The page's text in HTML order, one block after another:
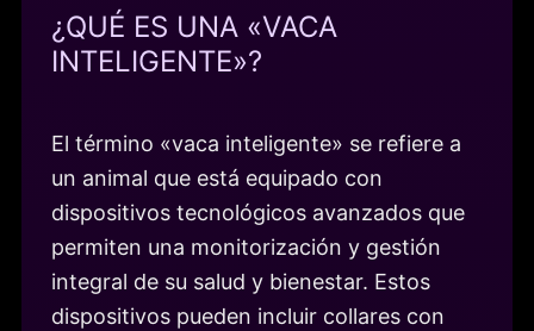
¿QUÉ ES UNA «VACA
INTELIGENTE»?
El término «vaca inteligente» se refiere a
un animal que está equipado con
dispositivos tecnológicos avanzados que
permiten una monitorización y gestión
integral de su salud y bienestar. Estos
dispositivos pueden incluir collares con